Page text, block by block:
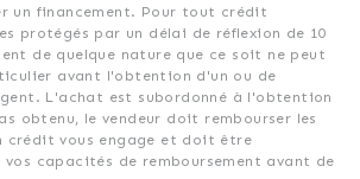
un financement. Pour tout crédit
protégés par un délai de réflexion de 10
de quelque nature que ce soit ne peut
avant l'obtention d'un ou de
L'achat est subordonné à l'obtention
obtenu, le vendeur doit rembourser les
crédit vous engage et doit être
vos capacités de remboursement avant de